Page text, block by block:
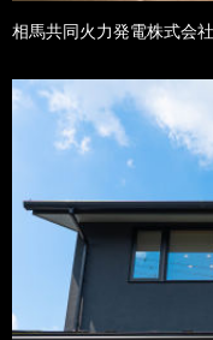
相馬共同火力発電株式会